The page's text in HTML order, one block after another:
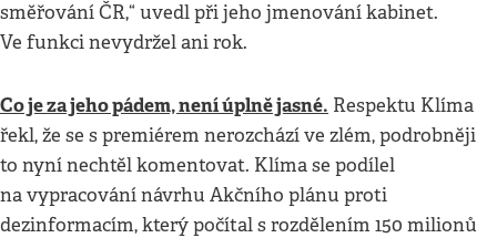
směřování ČR,“ uvedl při jeho jmenování kabinet.
Ve funkci nevydržel ani rok.
Co je za jeho pádem, není úplně jasné. Respektu Klíma
řekl, že se s premiérem nerozchází ve zlém, podrobněji
to nyní nechtěl komentovat. Klíma se podílel
na vypracování návrhu Akčního plánu proti
dezinformacím, který počítal s rozdělením 150 milionů